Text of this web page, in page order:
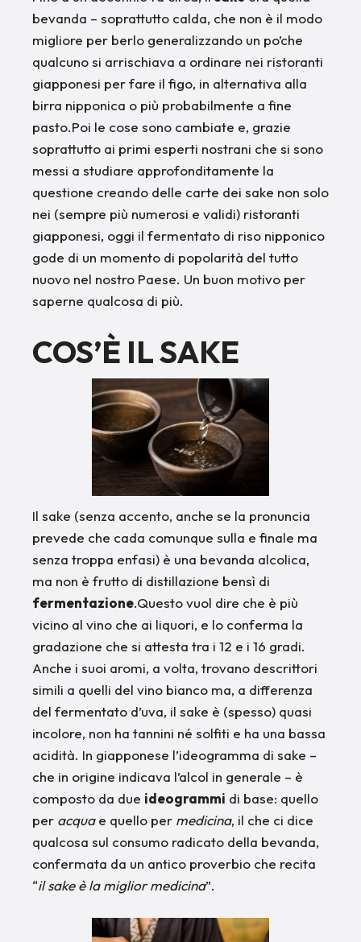
bevanda – soprattutto calda, che non è il modo
migliore per berlo generalizzando un po’che
qualcuno si arrischiava a ordinare nei ristoranti
giapponesi per fare il figo, in alternativa alla
birra nipponica o più probabilmente a fine
pasto.Poi le cose sono cambiate e, grazie
soprattutto ai primi esperti nostrani che si sono
messi a studiare approfonditamente la
questione creando delle carte dei sake non solo
nei (sempre più numerosi e validi) ristoranti
giapponesi, oggi il fermentato di riso nipponico
gode di un momento di popolarità del tutto
nuovo nel nostro Paese. Un buon motivo per
saperne qualcosa di più.
COS’È IL SAKE
Il sake (senza accento, anche se la pronuncia
prevede che cada comunque sulla e finale ma
senza troppa enfasi) è una bevanda alcolica,
ma non è frutto di distillazione bensì di
fermentazione.Questo vuol dire che è più
vicino al vino che ai liquori, e lo conferma la
gradazione che si attesta tra i 12 e i 16 gradi.
Anche i suoi aromi, a volta, trovano descrittori
simili a quelli del vino bianco ma, a differenza
del fermentato d’uva, il sake è (spesso) quasi
incolore, non ha tannini né solfiti e ha una bassa
acidità. In giapponese l’ideogramma di sake –
che in origine indicava l’alcol in generale – è
composto da due ideogrammi di base: quello
per acquae quello per medicina, il che ci dice
qualcosa sul consumo radicato della bevanda,
confermata da un antico proverbio che recita
“il sake è la miglior medicina”.